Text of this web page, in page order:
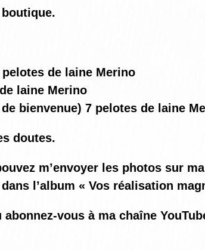
de laine Merino
laine Merino
bienvenue) 7 pelotes de laine
doutes.
m’envoyer les photos sur
l’album « Vos réalisation
vous à ma chaîne